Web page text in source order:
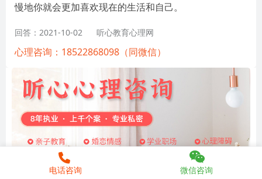
慢地你就会更加喜欢现在的生活和自己。
回答：2021-10-02 听心教育心理网
心理咨询：18522868098（同微信）
电话咨询 微信咨询